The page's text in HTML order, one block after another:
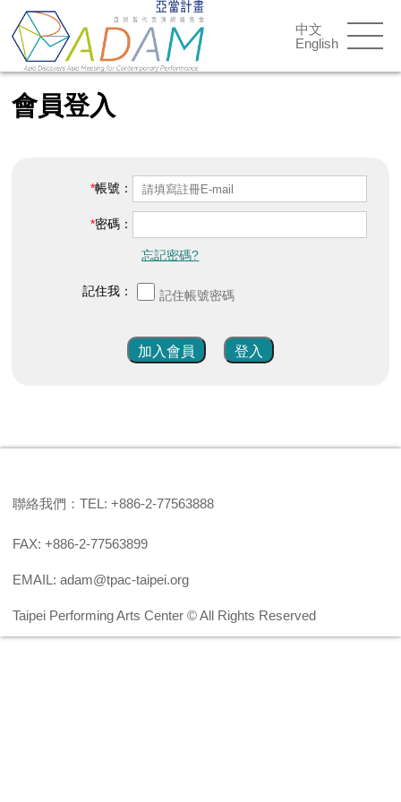
中文
English
會員登入
帳號：
密碼：
忘記密碼?
記住我： 記住帳號密碼
聯絡我們：TEL: +886-2-77563888
FAX: +886-2-77563899
EMAIL: adam@tpac-taipei.org
Taipei Performing Arts Center © All Rights Reserved